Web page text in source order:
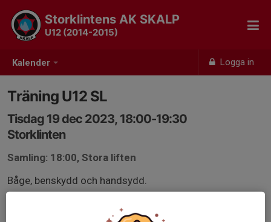
Kalender Logga in
Storklintens AK SKALP
U12 (2014-2015)
Träning U12 SL
Tisdag 19 dec 2023, 18:00-19:30
Storklinten
Samling: 18:00, Stora liften
Båge, benskydd och handsydd.